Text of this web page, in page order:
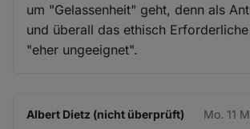
um "Gelassenheit" geht, denn als
und überall das ethisch
"eher ungeeignet".
Albert Dietz (nicht überprüft) Mo. 11